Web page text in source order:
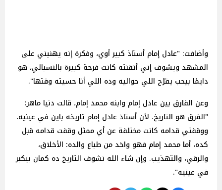
وأضافت: "عادل إمام أستاذ كبير أوي، وفكرة إنه يهنيني على
المشهد ويشوف إني أتقنته كانت فرحة كبيرة بالنسبالي، هو
دايمًا بيحب يفرّح اللي حواليه وده اللي أنا حسيته وقتها".
وعن الفارق بين عادل إمام وابنه محمد إمام، قالت دنيا ماهر:
"الفرق هو التاريخ، لأن أستاذ عادل إمام تاريخه باين في عينيه،
ووقفتي قدامه كانت مختلفة عن أي ممثل وقفت قدامه قبل
كده، أما محمد إمام فهو واخد من طباع والده: الأخلاق،
والرقي، والتهذيب. وإن شاء الله نشوف التاريخ ده كمان بيكبر
في عينيه".